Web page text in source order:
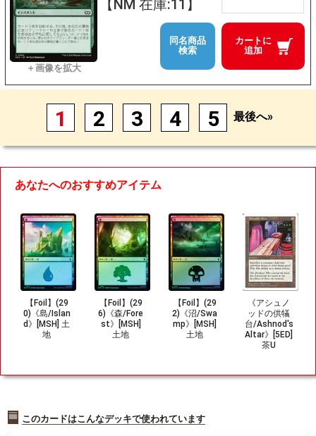
【NM 在庫:11】
カートに
追加
同名商品
検索
1 2 3 4 5 最後へ»
あなたへのおすすめアイテム
【Foil】(29
0)《島/Islan
d》[MSH] 土
地
【Foil】(29
6)《森/Fore
st》[MSH]
土地
【Foil】(29
2)《沼/Swa
mp》[MSH]
土地
《アシュノ
ッドの供犠
台/Ashnod's
Altar》[5ED]
茶U
このカードはこんなデッキで使われています